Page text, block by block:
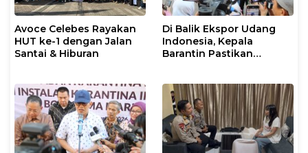
Avoce Celebes Rayakan
HUT ke-1 dengan Jalan
Santai & Hiburan
Di Balik Ekspor Udang
Indonesia, Kepala
Barantin Pastikan